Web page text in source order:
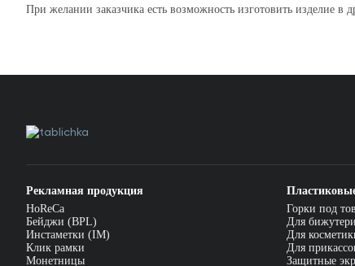
При желании заказчика есть возможность изготовить изделие в
Рекламная продукция
HoReCa
Бейджи (BPL)
Инстаметки (IM)
Клик рамки
Монетницы
Горки под
Для
Для
Для
Защитные